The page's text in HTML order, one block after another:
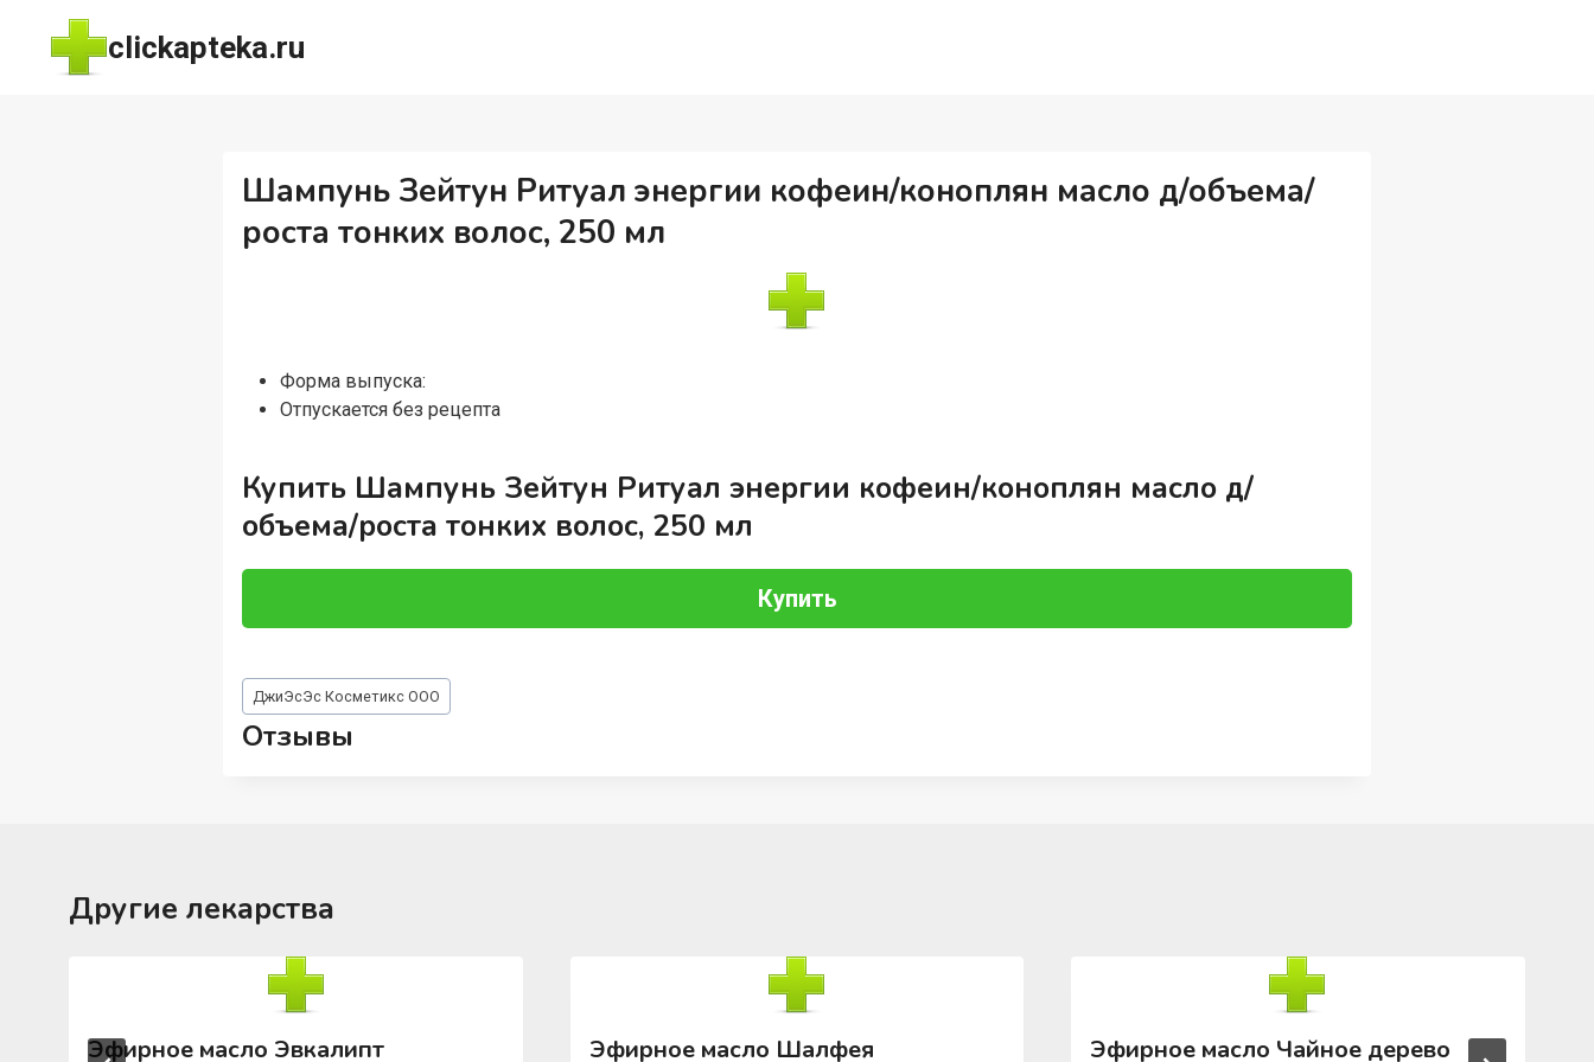
Перейти
содержимому
clickapteka.ru
Шампунь Зейтун Ритуал энергии кофеин/коноплян масло д/объема/
роста тонких волос, 250 мл
Форма выпуска:
Отпускается без рецепта
Купить Шампунь Зейтун Ритуал энергии кофеин/коноплян масло д/
объема/роста тонких волос, 250 мл
Купить
Метки
записи:
ДжиЭсЭс Косметикс ООО
Отзывы
Другие лекарства
Эфирное масло Эвкалипт Эфирное масло Шалфея Эфирное масло Чайное дерево